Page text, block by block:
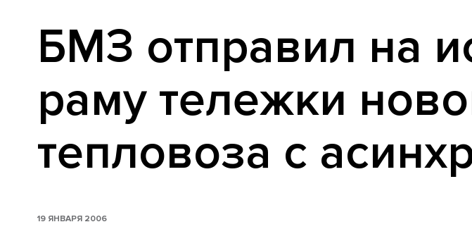
БМЗ отправил на
раму тележки
тепловоза с
19 ЯНВАРЯ 2006